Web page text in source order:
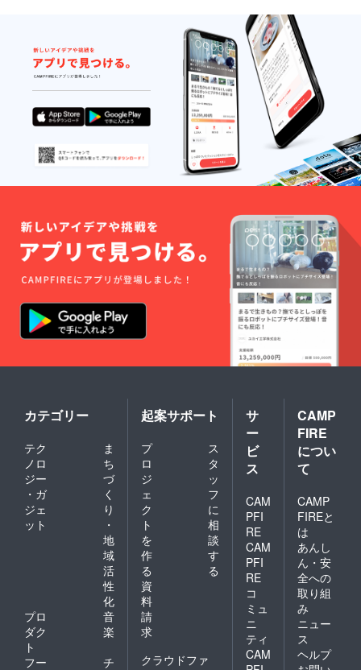
カテゴリー
テク
ノロ
ジー
・ガ
ジェ
ット
ま
ち
づ
く
り
・
地
域
活
性
化
プロ
ダク
ト
音
楽
フー
チ
起案サポート
プ
ロ
ジ
ェ
ク
ト
を
作
る
ス
タ
ッ
フ
に
相
談
す
る
資
料
請
求
クラウドファ
サ
ー
ビ
ス
CAM
PFI
RE
CAM
PFI
RE
コ
ミュ
ニ
ティ
CAM
CAMP
FIRE
につい
て
CAMP
FIREと
は
あんし
ん・安
全への
取り組
み
ニュー
ス
ヘルプ